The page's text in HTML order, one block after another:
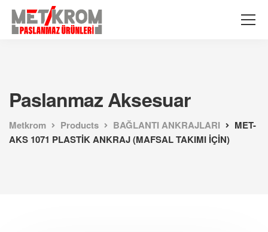
Paslanmaz Aksesuar
Metkrom Products BAĞLANTI ANKRAJLARI
MET-
AKS 1071 PLASTİK ANKRAJ (MAFSAL TAKIMI İÇİN)